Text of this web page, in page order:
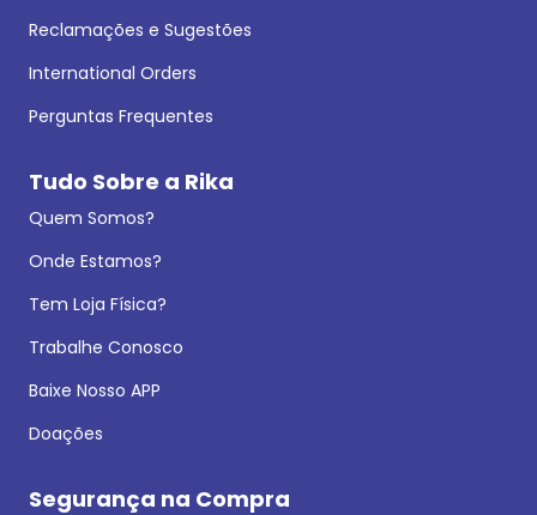
Reclamações e Sugestões
International Orders
Perguntas Frequentes
Tudo Sobre a Rika
Quem Somos?
Onde Estamos?
Tem Loja Física?
Trabalhe Conosco
Baixe Nosso APP
Doações
Segurança na Compra